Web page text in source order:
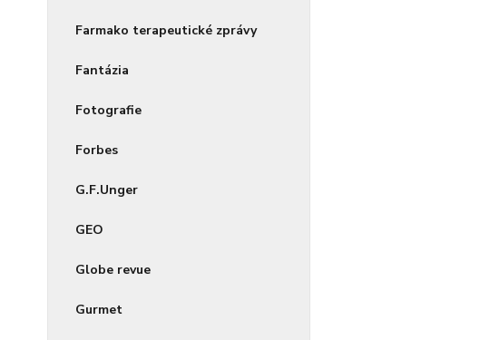
Farmako terapeutické zprávy
Fantázia
Fotografie
Forbes
G.F.Unger
GEO
Globe revue
Gurmet